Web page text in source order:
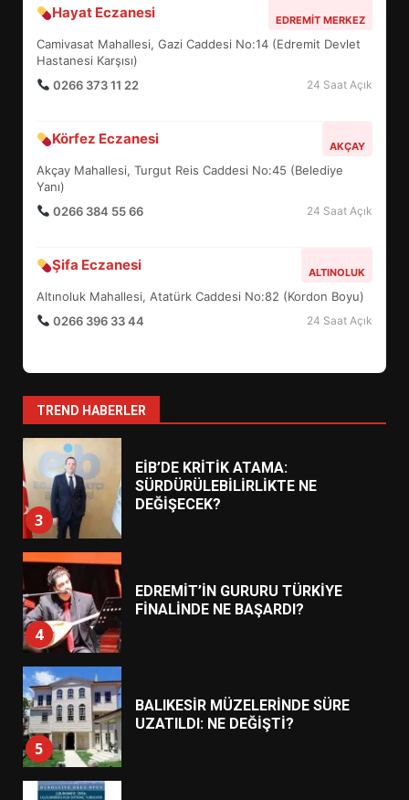
Hayat Eczanesi EDREMIT MERKEZ
Camivasat Mahallesi, Gazi Caddesi No:14 (Edremit Devlet
Hastanesi Karşısı)
0266 373 11 22
24 Saat Açık
Körfez Eczanesi AKÇAY
Akçay Mahallesi, Turgut Reis Caddesi No:45 (Belediye
Yanı)
0266 384 55 66
24 Saat Açık
Şifa Eczanesi ALTINOLUK
Altınoluk Mahallesi, Atatürk Caddesi No:82 (Kordon Boyu)
0266 396 33 44
24 Saat Açık
TREND HABERLER
6
BURHANİYE SATRANÇ
TURNUVASI KAYITLARI NEYİ
DEĞİŞTİRİYOR?
7
YENİ YÖNETİM NASIL
1
HAREKETE GEÇİYOR: GÖZLER
BULUŞMADA
2
3
EİB’DE KRİTİK ATAMA:
SÜRDÜRÜLEBİLİRLİKTE NE
DEĞİŞECEK?
4
EDREMİT’İN GURURU TÜRKİYE
FİNALİNDE NE BAŞARDI?
5
BALIKESİR MÜZELERİNDE SÜRE
UZATILDI: NE DEĞİŞTİ?